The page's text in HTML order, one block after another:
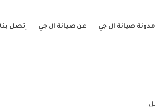
مدونة صيانة ال جي عن صيانة ال جي إتصل بنا